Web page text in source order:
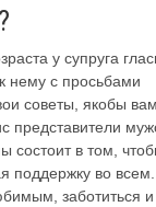
у супруга
нему с просьбами
советы, якобы
представители
состоит в том,
поддержку во всем.
заботиться и